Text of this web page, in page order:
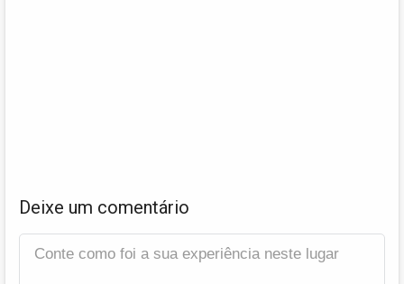
Deixe um comentário